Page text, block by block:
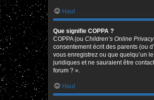
Haut
Que signifie COPPA ?
COPPA (ou Children’s Online
consentement écrit des parents (ou
vous enregistrez ou que quelqu’un
juridiques et ne sauraient être
forum ? ».
Haut